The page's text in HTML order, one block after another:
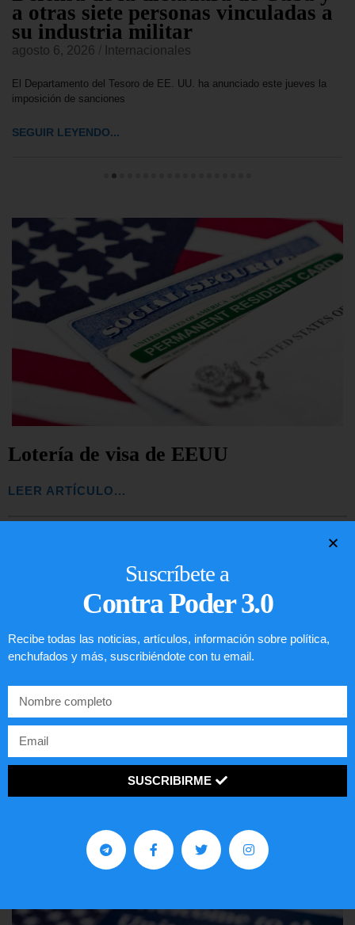
a otras siete personas vinculadas a
su industria militar
agosto 6, 2026 Internacionales
El Departamento del Tesoro de EE. UU. ha anunciado este jueves la
imposición de sanciones
SEGUIR LEYENDO...
Lotería de visa de EEUU
LEER ARTÍCULO...
Comunistas no son bienvenidos en
LEER ARTÍCULO...
Suscríbete a
Contra Poder 3.0
Recibe todas las noticias, artículos, información sobre política,
enchufados y más, suscribiéndote con tu email.
SUSCRIBIRME